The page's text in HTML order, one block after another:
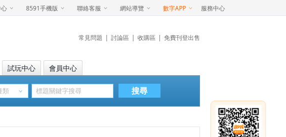
8591手機版 聯絡客服 網站導覽 數字APP 服務中心
常見問題 | 討論區 | 收購區 | 免費刊登出售
試玩中心 會員中心
搜尋